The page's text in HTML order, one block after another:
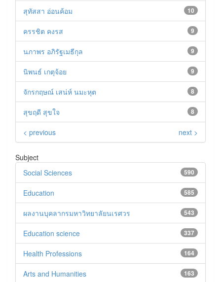
10
สุทัสสา อ่อนค้อม
9
ครรชิต คงรส
9
นภาพร อภิรัฐเมธีกุล
9
นิพนธ์ เกตุจ้อย
8
จักรกฤษณ์ เสน่ห์ นมะหุต
8
สุขฤดี สุขใจ
< previous next >
Subject
590
Social Sciences
585
Education
543
ผลงานบุคลากรมหาวิทยาลัยนเรศวร
337
Education science
164
Health Professions
163
Arts and Humanities